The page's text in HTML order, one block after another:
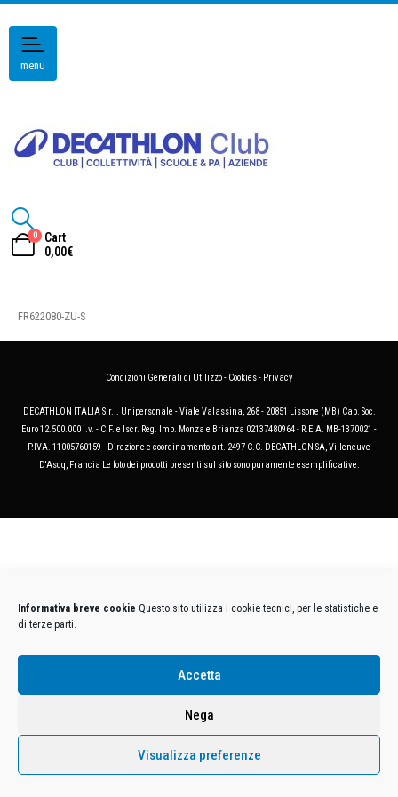
Informativa breve cookie Questo sito utilizza i cookie tecnici, per le statistiche e
di terze parti.
Accetta
Nega
Visualizza preferenze
menu
0
Cart
0,00€
FR622080-ZU-S
Condizioni Generali di Utilizzo- Cookies- Privacy
DECATHLON ITALIA S.r.l. Unipersonale - Viale Valassina, 268 - 20851 Lissone (MB) Cap. Soc.
Euro 12.500.000 i.v. - C.F. e Iscr. Reg. Imp. Monza e Brianza 02137480964 - R.E.A. MB-1370021 -
P.IVA. 11005760159 - Direzione e coordinamento art. 2497 C.C. DECATHLON SA, Villeneuve
D'Ascq, Francia Le foto dei prodotti presenti sul sito sono puramente esemplificative.